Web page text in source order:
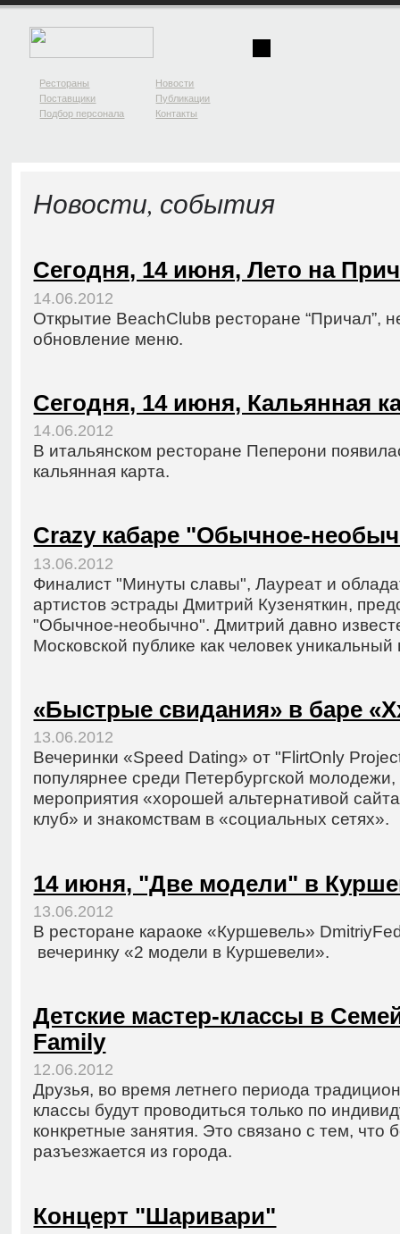
Рестораны
Новости
Поставщики
Публикации
Подбор персонала
Контакты
Новости, события
Сегодня, 14 июня, Лето на
14.06.2012
Открытие BeachClubв ресторане “Причал”,
обновление меню.
Сегодня, 14 июня, Кальянная
14.06.2012
В итальянском ресторане Пеперони
кальянная карта.
Crazy кабаре "Обычное-
13.06.2012
Финалист "Минуты славы", Лауреат и
артистов эстрады Дмитрий Кузеняткин,
"Обычное-необычно". Дмитрий давно
Московской публике как человек
«Быстрые свидания» в баре
13.06.2012
Вечеринки «Speed Dating» от "FlirtOnly
популярнее среди Петербургской молодежи,
мероприятия «хорошей альтернативой
клуб» и знакомствам в «социальных сетях».
14 июня, "Две модели" в
13.06.2012
В ресторане караоке «Куршевель»
вечеринку «2 модели в Куршевели».
Детские мастер-классы в
Family
12.06.2012
Друзья, во время летнего периода
классы будут проводиться только по
конкретные занятия. Это связано с тем, что
разъезжается из города.
Концерт "Шаривари"